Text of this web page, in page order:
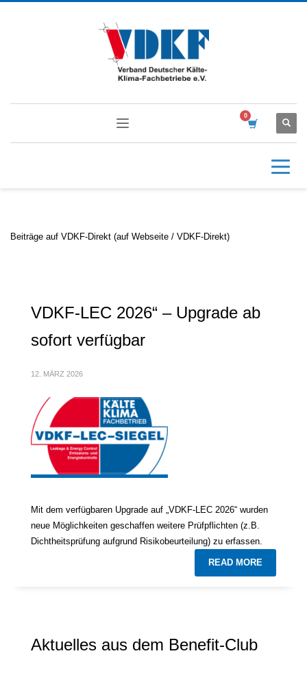
Beiträge auf VDKF-Direkt (auf Webseite / VDKF-Direkt)
VDKF-LEC 2026“ – Upgrade ab
sofort verfügbar
12. MÄRZ 2026
Mit dem verfügbaren Upgrade auf „VDKF-LEC 2026“ wurden
neue Möglichkeiten geschaffen weitere Prüfpflichten (z.B.
Dichtheitsprüfung aufgrund Risikobeurteilung) zu erfassen.
READ MORE
Aktuelles aus dem Benefit-Club